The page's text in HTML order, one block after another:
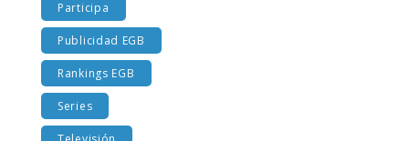
Participa
Publicidad EGB
Rankings EGB
Series